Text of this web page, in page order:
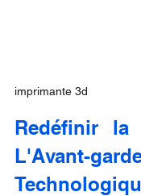
imprimante 3d
Redéfinir la
L'Avant-